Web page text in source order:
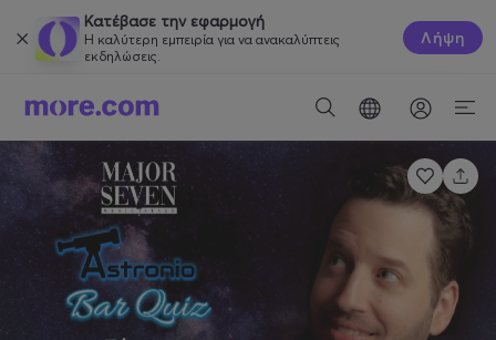
Κατέβασε την εφαρμογή
Η καλύτερη εμπειρία για να ανακαλύπτεις
εκδηλώσεις.
Λήψη